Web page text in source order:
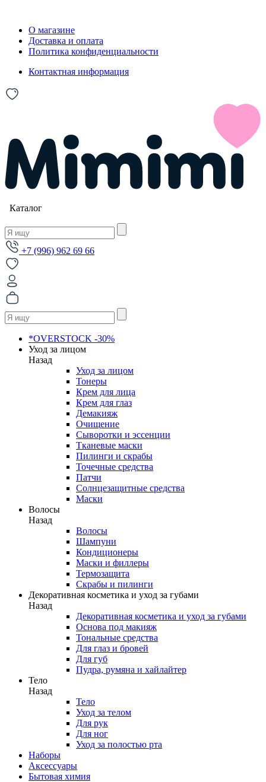
О магазине
Доставка и оплата
Политика конфиденциальности
Контактная информация
Каталог
+7 (996) 962 69 66
*OVERSTOCK -30%
Уход за лицом
Назад
Уход за лицом
Тонеры
Крем для лица
Крем для глаз
Демакияж
Очищение
Сыворотки и эссенции
Тканевые маски
Пилинги и скрабы
Точечные средства
Патчи
Солнцезащитные средства
Маски
Волосы
Назад
Волосы
Шампуни
Кондиционеры
Маски и филлеры
Термозащита
Скрабы и пилинги
Декоративная косметика и уход за губами
Назад
Декоративная косметика и уход за губами
Основа под макияж
Тональные средства
Для глаз и бровей
Для губ
Пудра, румяна и хайлайтер
Тело
Назад
Тело
Уход за телом
Для рук
Для ног
Уход за полостью рта
Наборы
Аксессуары
Бытовая химия